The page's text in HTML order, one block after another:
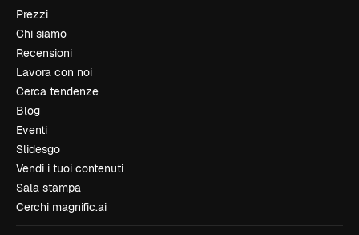
Prezzi
Chi siamo
Recensioni
Lavora con noi
Cerca tendenze
Blog
Eventi
Slidesgo
Vendi i tuoi contenuti
Sala stampa
Cerchi magnific.ai